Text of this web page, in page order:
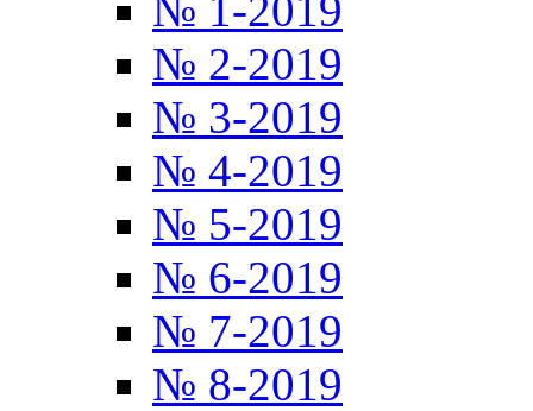
№ 2-2019
№ 3-2019
№ 4-2019
№ 5-2019
№ 6-2019
№ 7-2019
№ 8-2019